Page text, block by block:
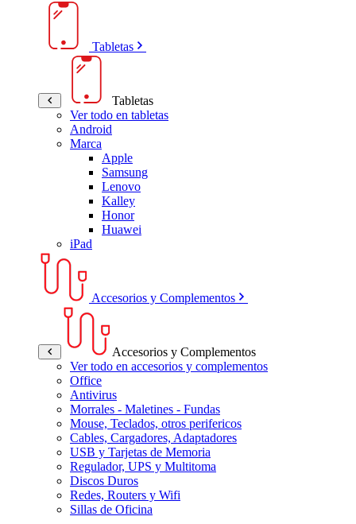
Tabletas
Tabletas
Ver todo en tabletas
Android
Marca
Apple
Samsung
Lenovo
Kalley
Honor
Huawei
iPad
Accesorios y Complementos
Accesorios y Complementos
Ver todo en accesorios y complementos
Office
Antivirus
Morrales - Maletines - Fundas
Mouse, Teclados, otros perifericos
Cables, Cargadores, Adaptadores
USB y Tarjetas de Memoria
Regulador, UPS y Multitoma
Discos Duros
Redes, Routers y Wifi
Sillas de Oficina